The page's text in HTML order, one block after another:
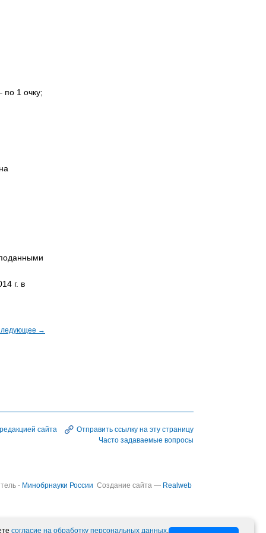
1 очку;
г. в
→
сайта
Отправить ссылку на эту страницу
Часто задаваемые вопросы
- Минобрнауки России Создание сайта — Realweb
согласие на обработку персональных данных.